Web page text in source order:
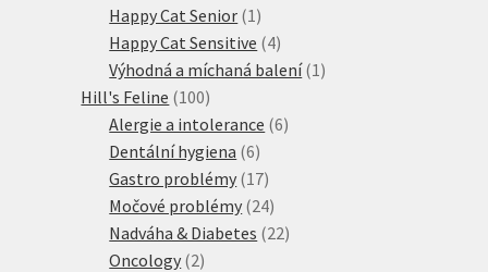
produkty
Happy Cat Senior 1 1
produkt
Happy Cat Sensitive 44
produkty
Výhodná a míchaná balení 1 1
Hill's Feline 100100
produktů
Alergie a intolerance 66
Dentální hygiena 66
produktů
Gastro problémy 1717
produktů
Močové problémy 2424
produktů
Nadváha & Diabetes 2222
Oncology 22